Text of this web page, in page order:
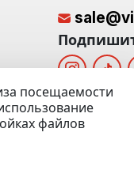
посещаемости
файлов
Мы